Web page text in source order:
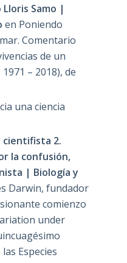
Samo |
en Poniendo
Comentario
de un
– 2018), de
una ciencia
2.
la confusión,
| Biología y
Darwin, fundador
comienzo
under
Especies